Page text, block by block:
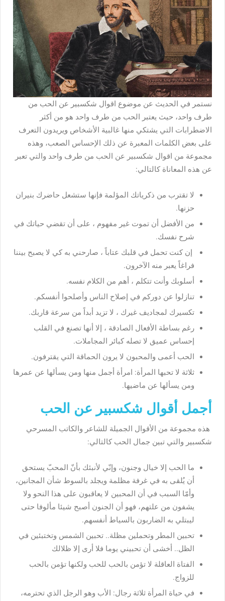
نستمر في الحديث عن موضوع اقوال شكسبير عن الحب من
طرف واحد، حيث يعتبر الحب من طرف واحد هو من أكثر
الاضطرابات التي يشتكي منها غالبية الأشخاص ويريدون التعرف
على بعض الكلمات المعبرة عن ذلك الإحساس الصعب، وهذه
مجموعة من اقوال شكسبير عن الحب من طرف واحد والتي تعبر
عن هذه المعاناة كالتالي:
لا تقترب من ذكرياتك المؤلمة فإنها ستشعل حاضرك بنيران
حزنها.
من الأفضل أن تموت غير مفهوم ، على أن تقضي حياتك في
شرح نفسك.
إن كنت تحمل في قلبك عتاباً ، صارحني به كي لا يصبح بيننا
فراغاً يعبر منه الآخرون.
أسلوبك وأنت تتكلم ، أهم من الكلام نفسه.
تنازلوا عن دوركم في إصلاح الناس وأصلحوا أنفسكم.
تكسيرك لمجاديف غيرك ، لا تزيد أبداً من سرعة قاربك.
رغم بساطة الأفعال الصادقة ، إلا أنها تصنع في القلب
إحساس عميق لا تصله كبائر المجاملات.
الحب أعمى والمحبون لا يرون الحماقة التي يقترفون.
ثلاثة لا تحبها المرأة: امرأة أجمل منها ومن يسألها عن عمرها
ومن يسألها عن ماضيها.
أجمل أقوال شكسبير عن الحب
هذه مجموعة من الأقوال الجميلة للشاعر والكاتب المسرحي
شكسبير والتي تبين جمال الحب كالتالي:
ما الحب إلا خيال وجنون، وإنّي لأنبئك بأنّ المحبّ يستحق
أن يُلقى به في غرفة مظلمة ويجلد بالسوط شأن المجانين،
وأمّا السبب في أن المحبين لا يعاقبون على هذا النحو ولا
يشفون من علتهم، فهو أن الجنون أصبح شيئا مألوفا حتى
ليبتلي به الضاربون بالسياط أنفسهم.
تحبين المطر وتحملين مظلة.. تحبين الشمس وتختبئين في
الظل.. أخشى أن تحبيني يوما فلا أرى إلا ظلالك
الفتاة العاقلة لا تؤمن بالحب للحب ولكنها تؤمن بالحب
للزواج.
في حياة المرأة ثلاثة رجال: الأب وهو الرجل الذي تحترمه،